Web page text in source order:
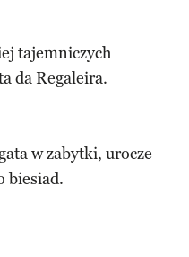
tajemniczych
da Regaleira.
w zabytki, urocze
biesiad.